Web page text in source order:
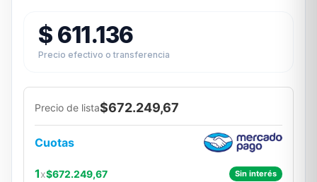
$ 611.136
Precio efectivo o transferencia
Precio de lista$672.249,67
Cuotas
1x$672.249,67 Sin interés